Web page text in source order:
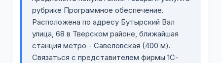
рубрике Программное обеспечение.
Расположена по адресу Бутырский Вал
улица, 68 в Тверском районе, ближайшая
станция метро - Савеловская (400 м).
Связаться с представителем фирмы 1С-